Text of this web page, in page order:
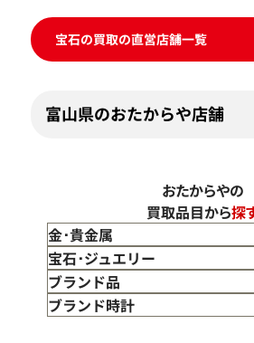
宝石の買取の直営店舗一覧
富山県のおたからや店舗
おたからやの
買取品目から探
金･貴金属
金 買取
金のインゴット 買取
金のアクセサリー 買取
宝石･ジュエリー
宝石･ジュエリー買取
ダイヤモンド 買取
ブランド品
バッグ･小物 買取
ブランド時計